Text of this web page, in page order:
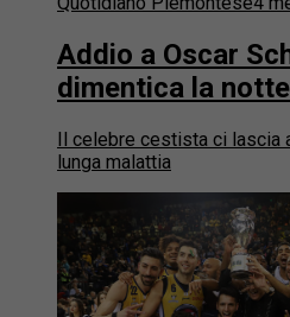
Addio a Oscar
dimentica la
Il celebre cestista ci lascia
lunga malattia